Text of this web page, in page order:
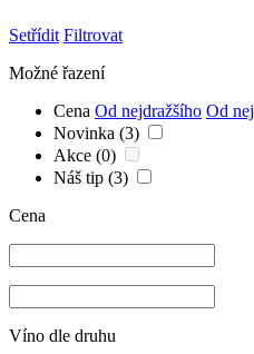
Setřídit Filtrovat
Možné řazení
Cena Od nejdražšího Od
Novinka (3)
Akce (0)
Náš tip (3)
Cena
Víno dle druhu